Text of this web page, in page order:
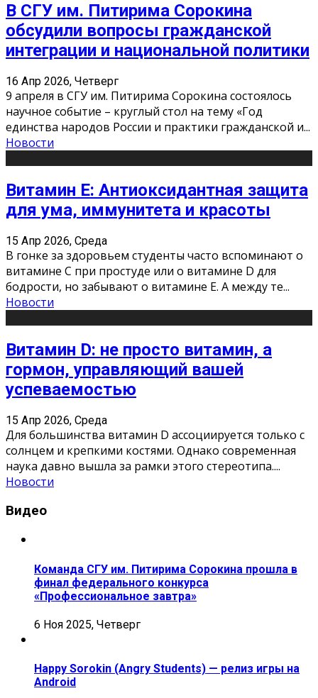
В СГУ им. Питирима Сорокина
обсудили вопросы гражданской
интеграции и национальной политики
16 Апр 2026, Четверг
9 апреля в СГУ им. Питирима Сорокина состоялось
научное событие – круглый стол на тему «Год
единства народов России и практики гражданской и...
Новости
Витамин Е: Антиоксидантная защита
для ума, иммунитета и красоты
15 Апр 2026, Среда
В гонке за здоровьем студенты часто вспоминают о
витамине С при простуде или о витамине D для
бодрости, но забывают о витамине Е. А между те...
Новости
Витамин D: не просто витамин, а
гормон, управляющий вашей
успеваемостью
15 Апр 2026, Среда
Для большинства витамин D ассоциируется только с
солнцем и крепкими костями. Однако современная
наука давно вышла за рамки этого стереотипа....
Новости
Видео
Команда СГУ им. Питирима Сорокина прошла в
финал федерального конкурса
«Профессиональное завтра»
6 Ноя 2025, Четверг
Happy Sorokin (Angry Students) — релиз игры на
Android